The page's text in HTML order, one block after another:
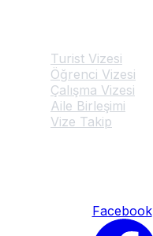
Turist Vizesi
Öğrenci Vizesi
Çalışma Vizesi
Aile Birleşimi
Vize Takip
Facebook